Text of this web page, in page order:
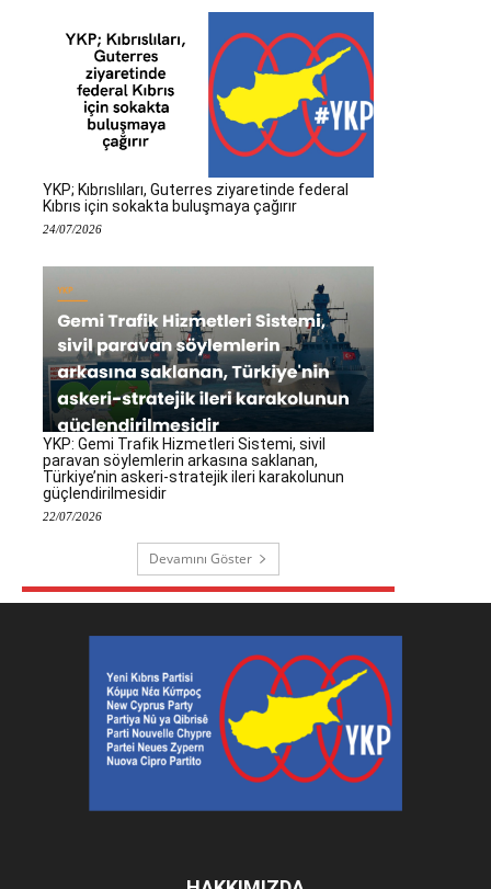
YKP; Kıbrıslıları, Guterres ziyaretinde federal
Kıbrıs için sokakta buluşmaya çağırır
24/07/2026
YKP: Gemi Trafik Hizmetleri Sistemi, sivil
paravan söylemlerin arkasına saklanan,
Türkiye’nin askeri-stratejik ileri karakolunun
güçlendirilmesidir
22/07/2026
Devamını Göster